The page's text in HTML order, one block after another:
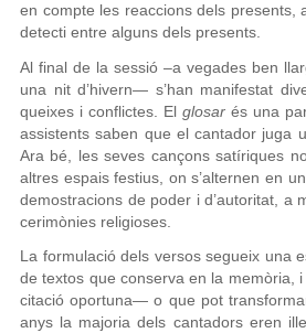
en compte les reaccions dels presents,
detecti entre alguns dels presents.
Al final de la sessió –a vegades ben
una nit d’hivern— s’han manifestat
queixes i conflictes. El glosar és una
assistents saben que el cantador juga
Ara bé, les seves cançons satíriques
altres espais festius, on s’alternen en
demostracions de poder i d’autoritat, a
cerimònies religioses.
La formulació dels versos segueix una
de textos que conserva en la memòria,
citació oportuna— o que pot
anys la majoria dels cantadors eren